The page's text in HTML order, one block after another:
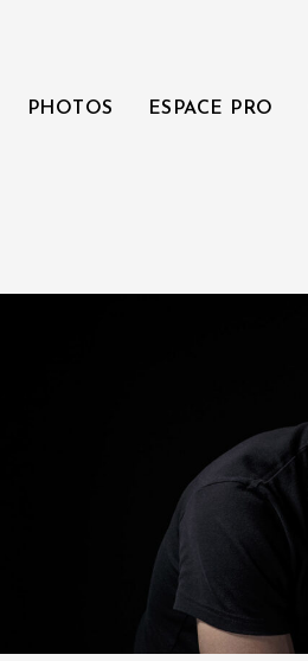
PHOTOS ESPACE PRO